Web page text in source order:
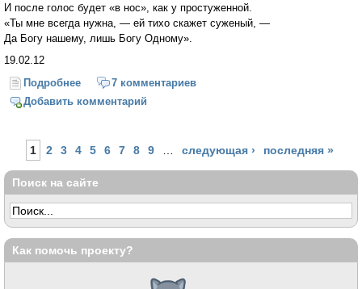
И после голос будет «в нос», как у простуженной.
«Ты мне всегда нужна, — ей тихо скажет суженый, —
Да Богу нашему, лишь Богу Одному».
19.02.12
Подробнее о «Ты мне нужна...»
7 комментариев
Добавить комментарий
Страницы
1 2 3 4 5 6 7 8 9 следующая › последняя »
Поиск на сайте
Как помочь проекту?